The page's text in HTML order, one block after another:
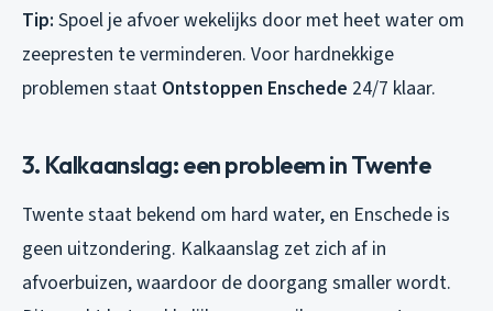
Tip: Spoel je afvoer wekelijks door met heet water om
zeepresten te verminderen. Voor hardnekkige
problemen staat Ontstoppen Enschede 24/7 klaar.
3. Kalkaanslag: een probleem in Twente
Twente staat bekend om hard water, en Enschede is
geen uitzondering. Kalkaanslag zet zich af in
afvoerbuizen, waardoor de doorgang smaller wordt.